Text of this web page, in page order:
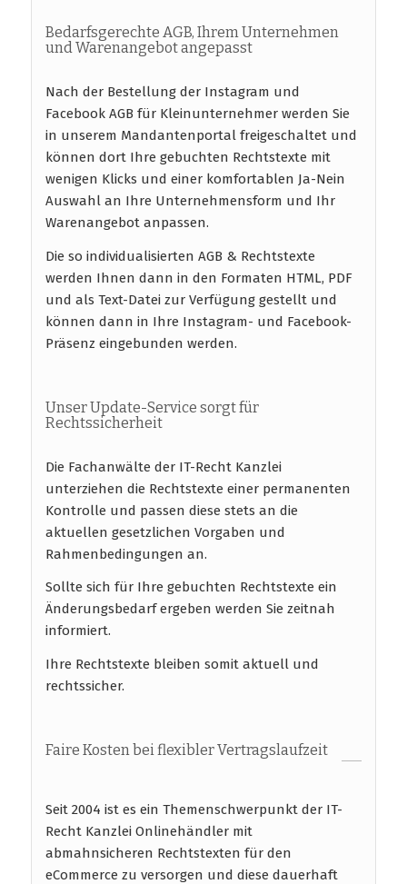
Bedarfsgerechte AGB, Ihrem Unternehmen
und Warenangebot angepasst
Nach der Bestellung der Instagram und
Facebook AGB für Kleinunternehmer werden Sie
in unserem Mandantenportal freigeschaltet und
können dort Ihre gebuchten Rechtstexte mit
wenigen Klicks und einer komfortablen Ja-Nein
Auswahl an Ihre Unternehmensform und Ihr
Warenangebot anpassen.
Die so individualisierten AGB & Rechtstexte
werden Ihnen dann in den Formaten HTML, PDF
und als Text-Datei zur Verfügung gestellt und
können dann in Ihre Instagram- und Facebook-
Präsenz eingebunden werden.
Unser Update-Service sorgt für
Rechtssicherheit
Die Fachanwälte der IT-Recht Kanzlei
unterziehen die Rechtstexte einer permanenten
Kontrolle und passen diese stets an die
aktuellen gesetzlichen Vorgaben und
Rahmenbedingungen an.
Sollte sich für Ihre gebuchten Rechtstexte ein
Änderungsbedarf ergeben werden Sie zeitnah
informiert.
Ihre Rechtstexte bleiben somit aktuell und
rechtssicher.
Faire Kosten bei flexibler Vertragslaufzeit
Seit 2004 ist es ein Themenschwerpunkt der IT-
Recht Kanzlei Onlinehändler mit
abmahnsicheren Rechtstexten für den
eCommerce zu versorgen und diese dauerhaft